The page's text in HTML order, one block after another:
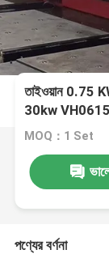
তাইওয়ান 0.75
30kw
MOQ：1 Set
পণ্যের বর্ণনা